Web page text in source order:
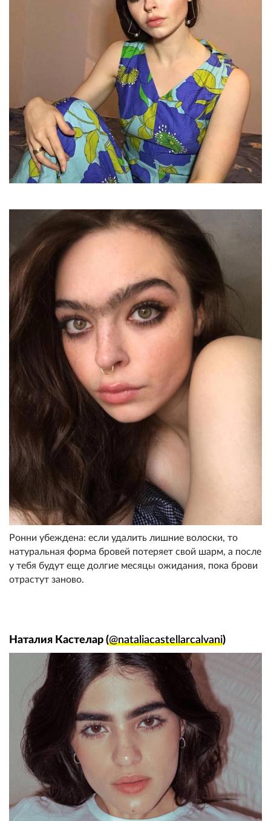
Ронни убеждена: если удалить лишние волоски, то
натуральная форма бровей потеряет свой шарм, а после
у тебя будут еще долгие месяцы ожидания, пока брови
отрастут заново.
Наталия Кастелар (@nataliacastellarcalvani)